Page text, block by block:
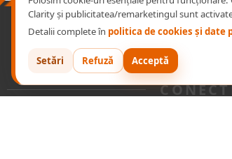
P RODUSE
Clarity și publicitatea/remarketingul sunt
Detalii complete în politica de cookies și date
Setări Refuză Acceptă